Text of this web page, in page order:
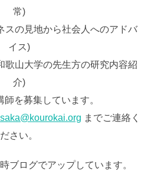
常)
スの見地から社会人へのアドバ
イス)
歌山大学の先生方の研究内容紹
介)
師を募集しています。
までご連絡く
ださい。
ブログでアップしています。